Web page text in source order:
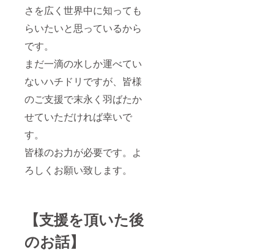
さを広く世界中に知っても
らいたいと思っているから
です。
まだ一滴の水しか運べてい
ないハチドリですが、皆様
のご支援で末永く羽ばたか
せていただければ幸いで
す。
皆様のお力が必要です。よ
ろしくお願い致します。
【支援を頂いた後
のお話】